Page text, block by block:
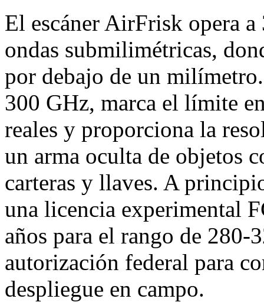
El escáner AirFrisk opera
ondas submilimétricas,
por debajo de un
300 GHz, marca el límite
reales y proporciona la
un arma oculta de objetos
carteras y llaves. A
una licencia experimental
años para el rango de
autorización federal para
despliegue en campo.